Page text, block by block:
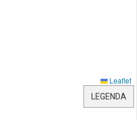
Leaflet
LEGENDA